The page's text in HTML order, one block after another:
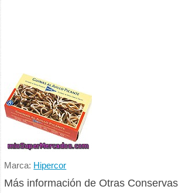
Marca: Hipercor
Más información de Otras